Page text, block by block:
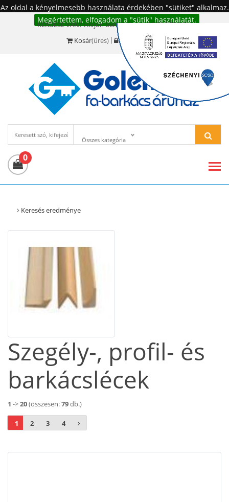
Az oldal a kényelmesebb használata érdekében "sütiket" alkalmaz.
Megértettem, elfogadom a "sütik" használatát.
KÉRDÉSE VAN? Hívjon bennünket!:+36 20 977-6494
Kosár(üres) Bejelentkezés
Összes kategória
0
Keresés eredménye
Szegély-, profil- és
barkácslécek
1 ->20(összesen:79db.)
1 2 3 4